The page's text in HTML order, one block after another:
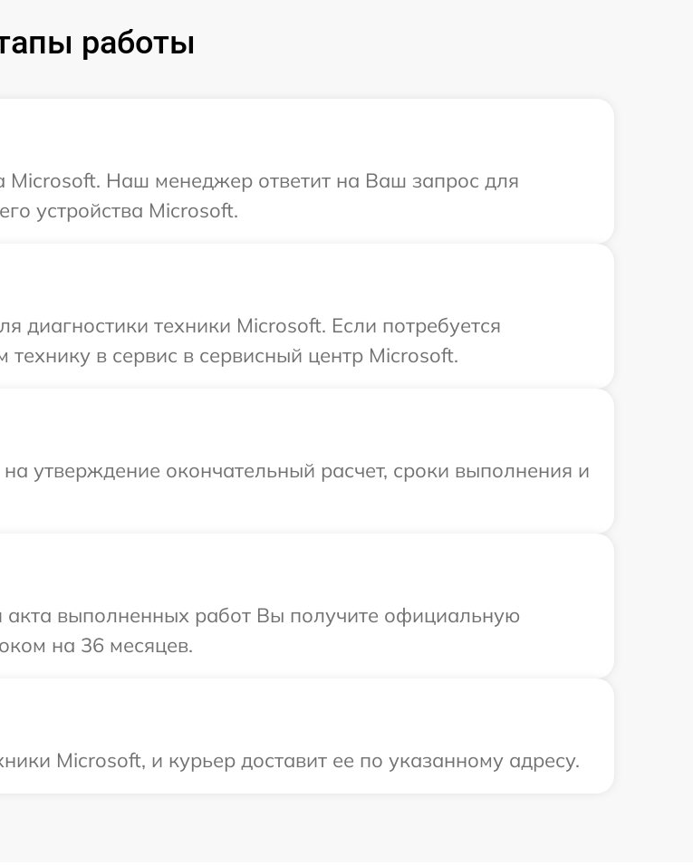
работы
Microsoft. Наш менеджер ответит на Ваш запрос для
устройства Microsoft.
диагностики техники Microsoft. Если потребуется
в сервис в сервисный центр Microsoft.
утверждение окончательный расчет, сроки выполнения и
выполненных работ Вы получите официальную
на 36 месяцев.
Microsoft, и курьер доставит ее по указанному адресу.